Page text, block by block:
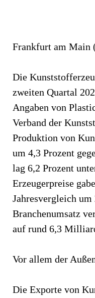
Frankfurt am Main
Die
zweiten Quartal
Angaben von
Verband der
Produktion von
um 4,3 Prozent
lag 6,2 Prozent
Erzeugerpreise
Jahresvergleich
Branchenumsatz
auf rund 6,3
Vor allem der
Die Exporte von